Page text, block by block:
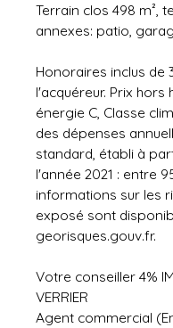
Terrain clos 498 m²,
annexes: patio,
Honoraires inclus de
l'acquéreur. Prix
énergie C, Classe
des dépenses
standard, établi à
l'année 2021 : entre
informations sur les
exposé sont
georisques.gouv.fr.
Votre conseiller 4%
VERRIER
Agent commercial